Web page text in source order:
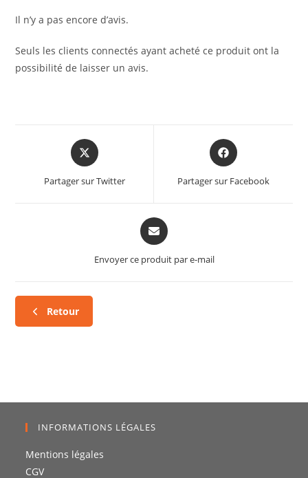
Il n’y a pas encore d’avis.
Seuls les clients connectés ayant acheté ce produit ont la
possibilité de laisser un avis.
Partager sur Twitter Partager sur Facebook
Envoyer ce produit par e-mail
Retour
INFORMATIONS LÉGALES
Mentions légales
CGV